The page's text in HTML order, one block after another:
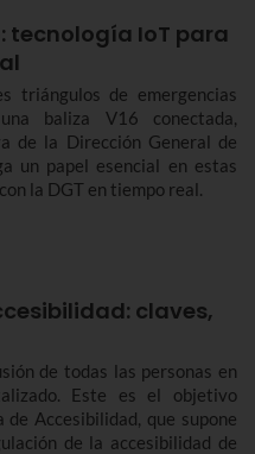
tecnología IoT para
triángulos de emergencias
baliza V16 conectada,
de la Dirección General de
un papel esencial en estas
la DGT en tiempo real.
claves,
de todas las personas en
Este es el objetivo
Accesibilidad, que supone
de la accesibilidad de